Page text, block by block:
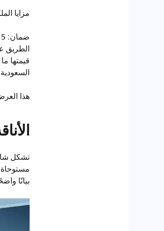
مزايا
السعودية
هذا
تشكل
مستوحاة
بيانًا